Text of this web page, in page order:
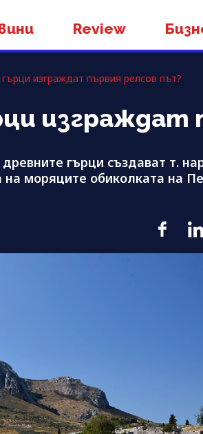
Review
изграждат първия релсов път?
изграждат
гърци създават т.
на моряците обиколката на